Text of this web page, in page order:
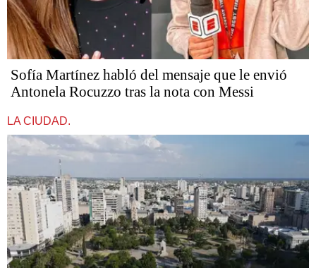
Sofía Martínez habló del mensaje que le envió
Antonela Rocuzzo tras la nota con Messi
LA CIUDAD.